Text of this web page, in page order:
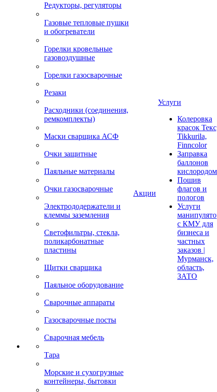
Редукторы, регуляторы
Газовые тепловые пушки
и обогреватели
Горелки кровельные
газовоздушные
Горелки газосварочные
Резаки
Расходники (соединения,
ремкомплекты)
Маски сварщика АСФ
Очки защитные
Паяльные материалы
Очки газосварочные
Электрододержатели и
клеммы заземления
Светофильтры, стекла,
поликарбонатные
пластины
Щитки сварщика
Паяльное оборудование
Сварочные аппараты
Газосварочные посты
Сварочная мебель
Тара
Морские и сухогрузные
контейнеры, бытовки
Акции
Услуги
Колеровка
красок
Tikkurila,
Finncolor
Заправка
баллонов
кислородом
Пошив
флагов и
пологов
Услуги
с КМУ для
бизнеса и
частных
заказов |
Мурманск,
область,
ЗАТО